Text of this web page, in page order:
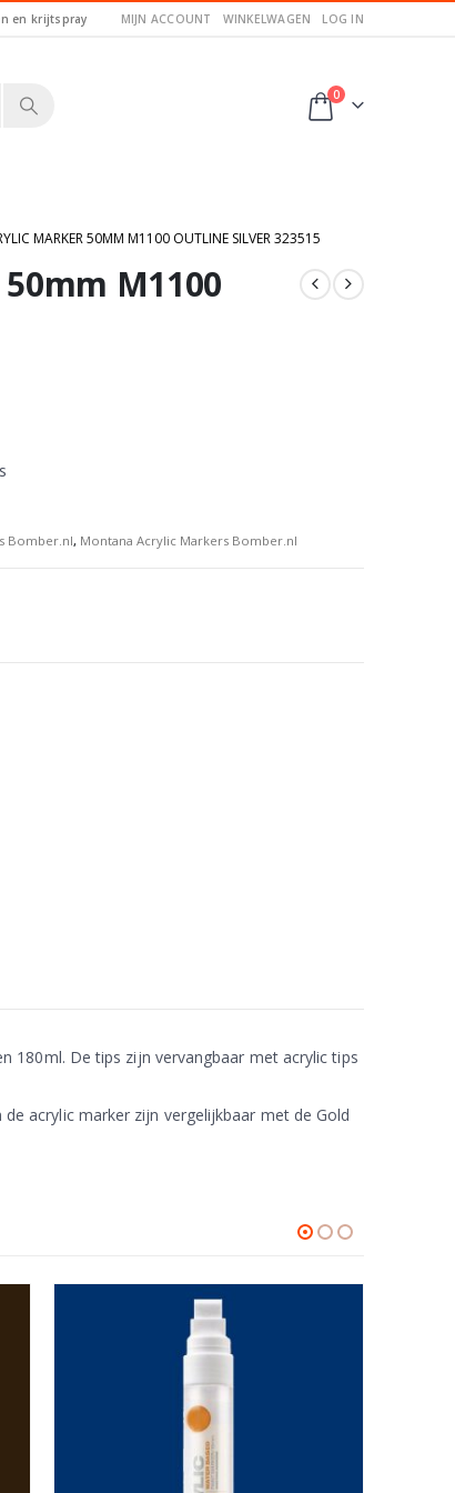
en krijtspray MIJN ACCOUNT WINKELWAGEN LOG IN
0
MARKER 50MM M1100 OUTLINE SILVER 323515
M1100
Bomber.nl, Montana Acrylic Markers Bomber.nl
180ml. De tips zijn vervangbaar met acrylic tips
acrylic marker zijn vergelijkbaar met de Gold